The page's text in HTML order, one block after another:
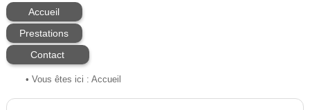
Accueil
Prestations
Contact
• Vous êtes ici : Accueil